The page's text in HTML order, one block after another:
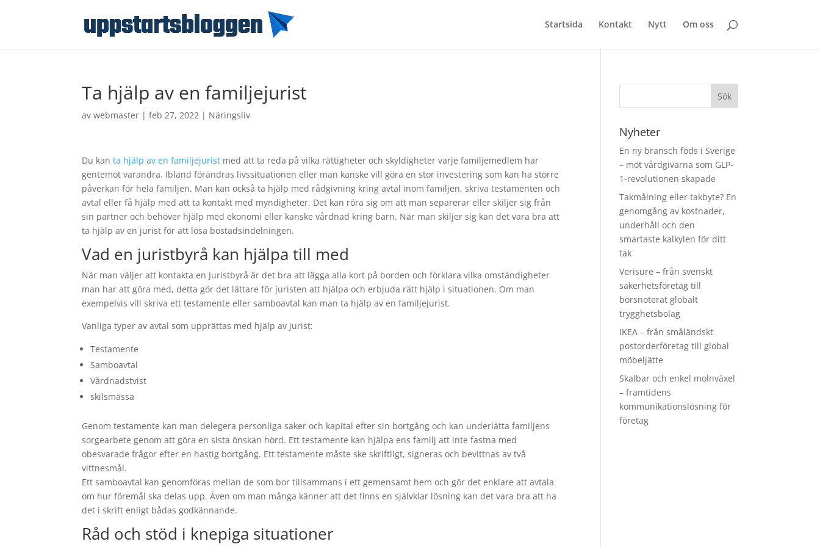
Startsida Kontakt Nytt Om oss
Ta hjälp av en familjejurist
avwebmaster |feb 27, 2022 | Näringsliv
Du kanta hjälp av en familjejurist med att ta reda på vilka rättigheter och skyldigheter varje familjemedlem har
gentemot varandra. Ibland förändras livssituationen eller man kanske vill göra en stor investering som kan ha större
påverkan för hela familjen. Man kan också ta hjälp med rådgivning kring avtal inom familjen, skriva testamenten och
avtal eller få hjälp med att ta kontakt med myndigheter. Det kan röra sig om att man separerar eller skiljer sig från
sin partner och behöver hjälp med ekonomi eller kanske vårdnad kring barn. När man skiljer sig kan det vara bra att
ta hjälp av en jurist för att lösa bostadsindelningen.
Vad en juristbyrå kan hjälpa till med
När man väljer att kontakta en Juristbyrå är det bra att lägga alla kort på borden och förklara vilka omständigheter
man har att göra med, detta gör det lättare för juristen att hjälpa och erbjuda rätt hjälp i situationen. Om man
exempelvis vill skriva ett testamente eller samboavtal kan man ta hjälp av en familjejurist.
Vanliga typer av avtal som upprättas med hjälp av jurist:
Testamente
Samboavtal
Vårdnadstvist
skilsmässa
Genom testamente kan man delegera personliga saker och kapital efter sin bortgång och kan underlätta familjens
sorgearbete genom att göra en sista önskan hörd. Ett testamente kan hjälpa ens familj att inte fastna med
obesvarade frågor efter en hastig bortgång. Ett testamente måste ske skriftligt, signeras och bevittnas av två
vittnesmål.
Ett samboavtal kan genomföras mellan de som bor tillsammans i ett gemensamt hem och gör det enklare att avtala
om hur föremål ska delas upp. Även om man många känner att det finns en självklar lösning kan det vara bra att ha
det i skrift enligt bådas godkännande.
Råd och stöd i knepiga situationer
Nyheter
En ny bransch föds i Sverige
– möt vårdgivarna som GLP-
1-revolutionen skapade
Takmålning eller takbyte? En
genomgång av kostnader,
underhåll och den
smartaste kalkylen för ditt
tak
Verisure – från svenskt
säkerhetsföretag till
börsnoterat globalt
trygghetsbolag
IKEA – från småländskt
postorderföretag till global
möbeljätte
Skalbar och enkel molnväxel
– framtidens
kommunikationslösning för
företag